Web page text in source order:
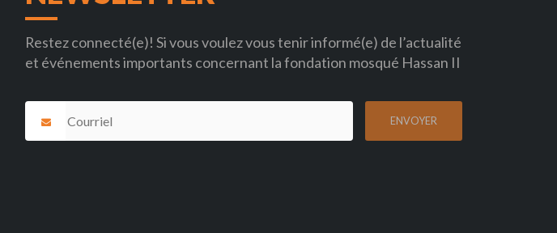
Restez connecté(e)! Si vous voulez vous tenir informé(e) de l’actualité
et événements importants concernant la fondation mosqué Hassan II